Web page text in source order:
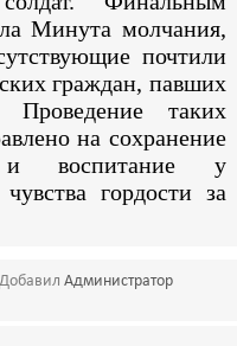
Минута молчания,
почтили
граждан, павших
таких
на сохранение
и воспитание у
гордости за
Добавил Администратор